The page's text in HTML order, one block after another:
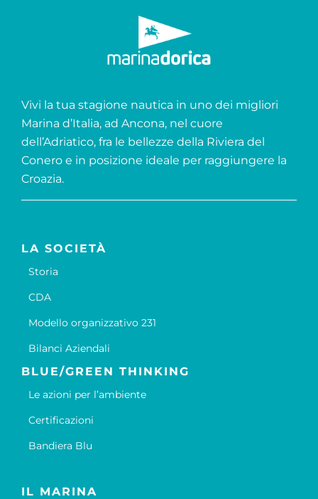
Vivi la tua stagione nautica in uno dei migliori
Marina d’Italia, ad Ancona, nel cuore
dell’Adriatico, fra le bellezze della Riviera del
Conero e in posizione ideale per raggiungere la
Croazia.
LA SOCIETÀ
Storia
CDA
Modello organizzativo 231
Bilanci Aziendali
BLUE/GREEN THINKING
Le azioni per l’ambiente
Certificazioni
Bandiera Blu
IL MARINA